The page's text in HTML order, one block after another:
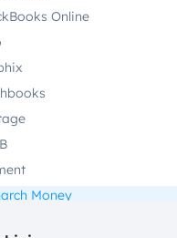
Online
Money